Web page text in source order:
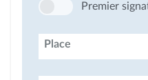
Premier
Place